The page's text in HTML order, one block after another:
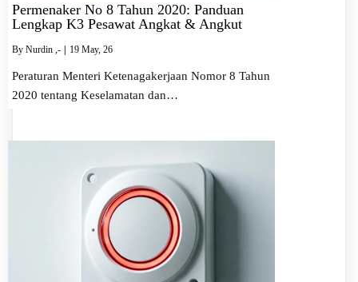
Permenaker No 8 Tahun 2020: Panduan
Lengkap K3 Pesawat Angkat & Angkut
By Nurdin ,- | 19 May, 26
Peraturan Menteri Ketenagakerjaan Nomor 8 Tahun
2020 tentang Keselamatan dan…